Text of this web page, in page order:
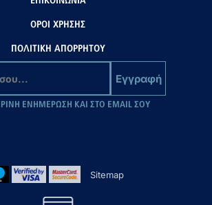
ΟΡΟΙ ΧΡΗΣΗΣ
ΠΟΛΙΤΙΚΗ ΑΠΟΡΡΗΤΟΥ
Εγγραφή
ΕΝΗΜΕΡΩΣΗ ΚΑΙ ΣΤΟ EMAIL ΣΟΥ
Sitemap